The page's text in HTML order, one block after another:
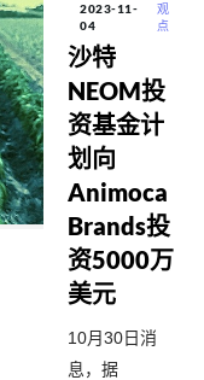
2023-11-
04
观
点
沙特
NEOM投
资基金计
划向
Animoca
Brands投
资5000万
美元
10月30日消
息，据